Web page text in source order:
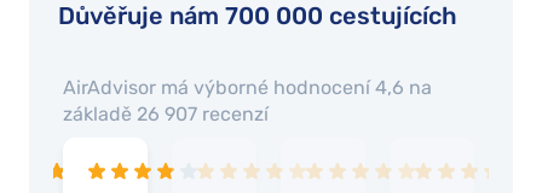
Důvěřuje nám 700 000 cestujících
AirAdvisor má výborné hodnocení 4,6 na
základě 26 907 recenzí